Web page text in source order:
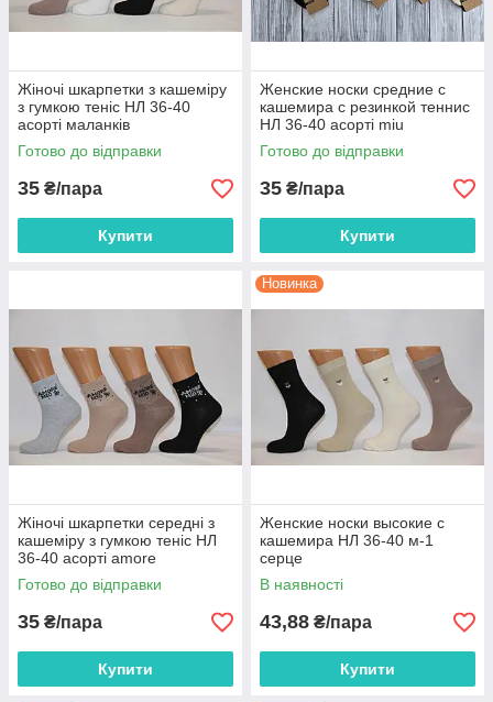
Жіночі шкарпетки з кашеміру
з гумкою теніс НЛ 36-40
асорті маланків
Готово до відправки
35 ₴/пара
Купити
Женские носки средние с
кашемира с резинкой теннис
НЛ 36-40 асорті miu
Готово до відправки
35 ₴/пара
Купити
Жіночі шкарпетки середні з
кашеміру з гумкою теніс НЛ
36-40 асорті amore
Готово до відправки
35 ₴/пара
Купити
Новинка
Женские носки высокие с
кашемира НЛ 36-40 м-1
серце
В наявності
43,88 ₴/пара
Купити